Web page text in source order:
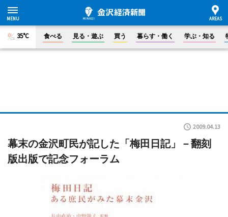
35°C 食べる 見る・遊ぶ 買う 暮らす・働く 学ぶ・知る
2009.04.13
幕末の金沢町民が記した「梅田日記」－翻刻
版出版で記念フォーラム